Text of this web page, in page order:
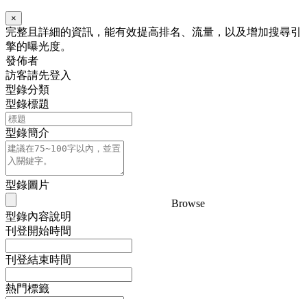
×
完整且詳細的資訊，能有效提高排名、流量，以及增加搜尋引
擎的曝光度。
發佈者
訪客請先登入
型錄分類
型錄標題
型錄簡介
型錄圖片
Browse
型錄內容說明
刊登開始時間
刊登結束時間
熱門標籤